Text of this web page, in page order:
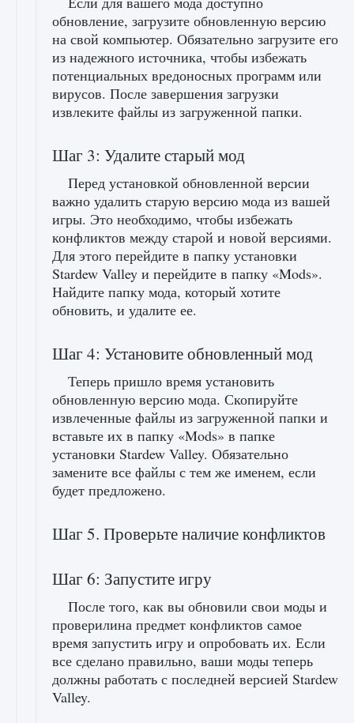
обновление, загрузите обновленную версию
на свой компьютер. Обязательно загрузите его
из надежного источника, чтобы избежать
потенциальных вредоносных программ или
вирусов. После завершения загрузки
извлеките файлы из загруженной папки.
Шаг 3: Удалите старый мод
Перед установкой обновленной версии
важно удалить старую версию мода из вашей
игры. Это необходимо, чтобы избежать
конфликтов между старой и новой версиями.
Для этого перейдите в папку установки
Stardew Valley и перейдите в папку «Mods».
Найдите папку мода, который хотите
обновить, и удалите ее.
Шаг 4: Установите обновленный мод
Теперь пришло время установить
обновленную версию мода. Скопируйте
извлеченные файлы из загруженной папки и
вставьте их в папку «Mods» в папке
установки Stardew Valley. Обязательно
замените все файлы с тем же именем, если
будет предложено.
Шаг 5. Проверьте наличие конфликтов
Шаг 6: Запустите игру
После того, как вы обновили свои моды и
проверилина предмет конфликтов самое
время запустить игру и опробовать их. Если
все сделано правильно, ваши моды теперь
должны работать с последней версией Stardew
Valley.